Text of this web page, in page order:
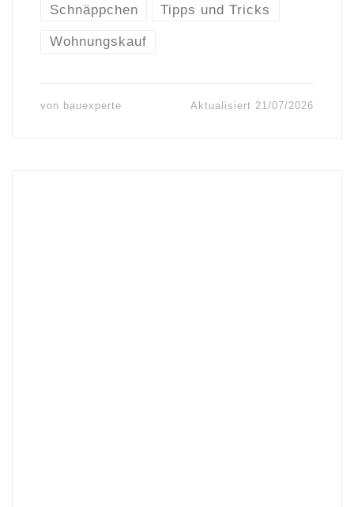
Schnäppchen Tipps und Tricks
Wohnungskauf
von bauexperte Aktualisiert 21/07/2026